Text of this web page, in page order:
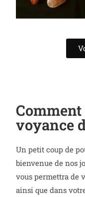
voyance
Un petit coup de
bienvenue de nos
vous permettra de
ainsi que dans